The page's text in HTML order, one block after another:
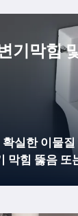
기막힘
확실한이물질
막힘 뚫음 또